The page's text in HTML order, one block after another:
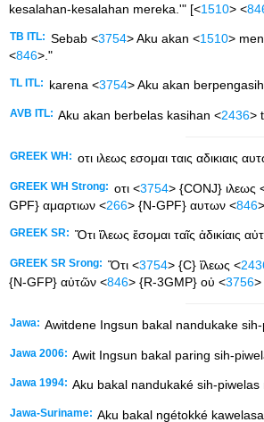
kesalahan-kesalahan mereka.'" [<1510> <
TB ITL: Sebab <3754> Aku akan <1510>
<846>."
TL ITL: karena <3754> Aku akan
AVB ITL: Aku akan berbelas kasihan <2436>
GREEK WH: οτι ιλεως εσομαι ταις αδικιαις
GREEK WH Strong: οτι <3754> {CONJ} ιλεως
GPF} αμαρτιων <266> {N-GPF} αυτων <846
GREEK SR: Ὅτι ἵλεως ἔσομαι ταῖς ἀδικίαις
GREEK SR Srong: Ὅτι <3754> {C} ἵλεως <
{N-GFP} αὐτῶν <846> {R-3GMP} οὐ <3756>
Jawa: Awitdene Ingsun bakal nandukake
Jawa 2006: Awit Ingsun bakal paring sih-
Jawa 1994: Aku bakal nandukaké sih-
Jawa-Suriname: Aku bakal ngétokké